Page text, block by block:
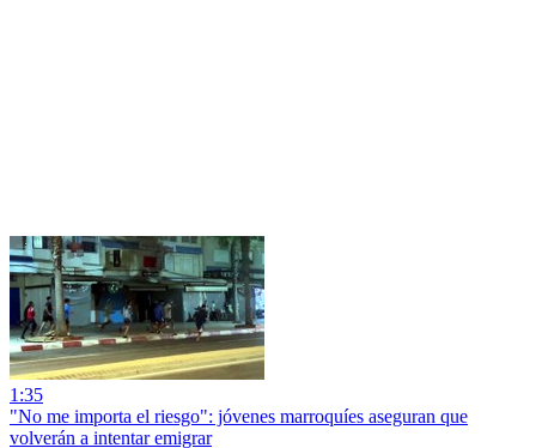
1:35
"No me importa el riesgo": jóvenes marroquíes aseguran que
volverán a intentar emigrar